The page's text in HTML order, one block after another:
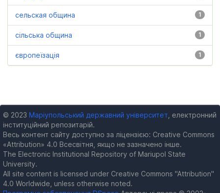
1
сельская община
1
сільська община
1
європеїзація
© 2023 Маріупольський державний університет , електронний
інституційний репозитарій.
Весь контент сайту доступно за ліцензією: Creative Commons
«Attribution» 4.0 Всесвітня, якщо не зазначено інше.
The Electronic Institutional Repository of Mariupol State
University.
All site content is licensed under Creative Commons "Attribution"
4.0 Worldwide, unless otherwise noted.